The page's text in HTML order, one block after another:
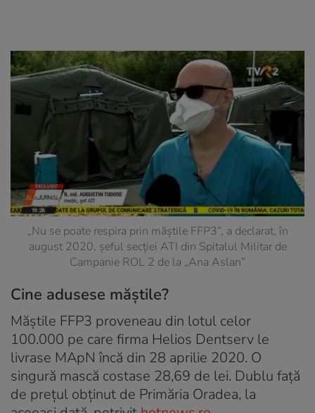
„Nu se poate respira prin măştile FFP3”, a declarat, în
august 2020, şeful secției ATI din Spitalul Militar de
Campanie ROL 2 de la „Ana Aslan”
Cine adusese măștile?
Măştile FFP3 proveneau din lotul celor
100.000 pe care firma Helios Dentserv le
livrase MApN încă din 28 aprilie 2020. O
singură mască costase 28,69 de lei. Dublu față
de prețul obținut de Primăria Oradea, la